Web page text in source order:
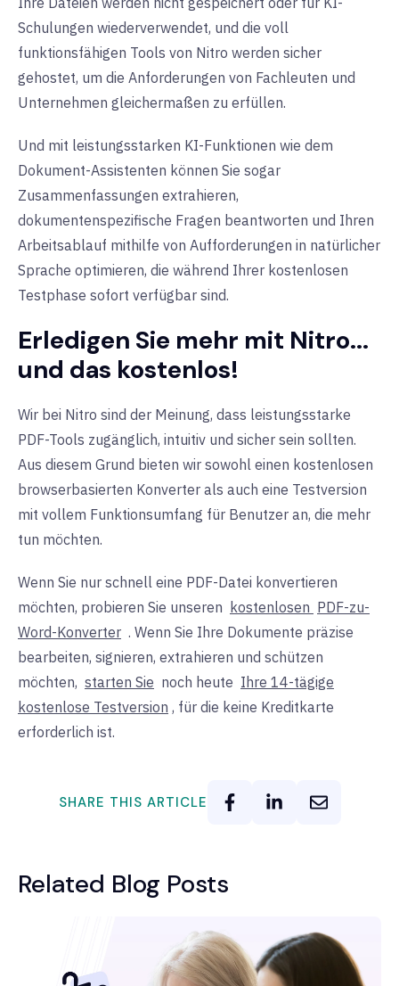
Formulare
ausfüllen und
unterschreiben
❌
PDFs
komprimieren
und weitergeben
❌ ✅
AI-Dokument-
Assistent
❌ ✅
PDFs sichern,
redigieren und
schützen
❌ ✅
Zusammenarbeit
von Dokumenten
❌ ✅
Schulungen wiederverwendet, und die voll
funktionsfähigen Tools von Nitro werden sicher
gehostet, um die Anforderungen von Fachleuten und
Unternehmen gleichermaßen zu erfüllen.
Und mit leistungsstarken KI-Funktionen wie dem
Dokument-Assistenten können Sie sogar
Zusammenfassungen extrahieren,
dokumentenspezifische Fragen beantworten und Ihren
Arbeitsablauf mithilfe von Aufforderungen in natürlicher
Sprache optimieren, die während Ihrer kostenlosen
Testphase sofort verfügbar sind.
Erledigen Sie mehr mit Nitro...
und das kostenlos!
Wir bei Nitro sind der Meinung, dass leistungsstarke
PDF-Tools zugänglich, intuitiv und sicher sein sollten.
Aus diesem Grund bieten wir sowohl einen kostenlosen
browserbasierten Konverter als auch eine Testversion
mit vollem Funktionsumfang für Benutzer an, die mehr
tun möchten.
Wenn Sie nur schnell eine PDF-Datei konvertieren
möchten, probieren Sie unseren kostenlosen PDF-zu-
Word-Konverter . Wenn Sie Ihre Dokumente präzise
bearbeiten, signieren, extrahieren und schützen
möchten, starten Sie noch heute Ihre 14-tägige
kostenlose Testversion , für die keine Kreditkarte
erforderlich ist.
SHARE THIS ARTICLE
Related Blog Posts